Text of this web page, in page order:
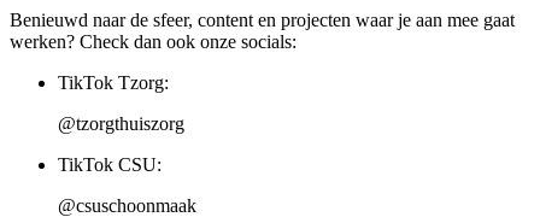
Benieuwd naar de sfeer, content en projecten waar je aan mee gaat
werken? Check dan ook onze socials:
TikTok Tzorg:
@tzorgthuiszorg
TikTok CSU:
@csuschoonmaak